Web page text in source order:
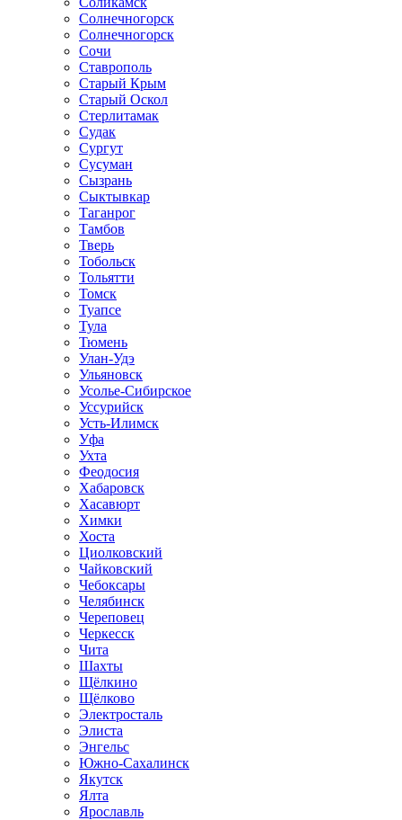
Солнечногорск
Солнечногорск
Сочи
Ставрополь
Старый Крым
Старый Оскол
Стерлитамак
Судак
Сургут
Сусуман
Сызрань
Сыктывкар
Таганрог
Тамбов
Тверь
Тобольск
Тольятти
Томск
Туапсе
Тула
Тюмень
Улан-Удэ
Ульяновск
Усолье-Сибирское
Уссурийск
Усть-Илимск
Уфа
Ухта
Феодосия
Хабаровск
Хасавюрт
Химки
Хоста
Циолковский
Чайковский
Чебоксары
Челябинск
Череповец
Черкесск
Чита
Шахты
Щёлкино
Щёлково
Электросталь
Элиста
Энгельс
Южно-Сахалинск
Якутск
Ялта
Ярославль